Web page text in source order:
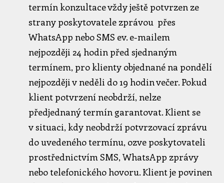
termín konzultace vždy ještě potvrzen ze
strany poskytovatele zprávou přes
WhatsApp nebo SMS ev. e-mailem
nejpozději 24 hodin před sjednaným
termínem, pro klienty objednané na pondělí
nejpozději v neděli do 19 hodin večer. Pokud
klient potvrzení neobdrží, nelze
předjednaný termín garantovat. Klient se
v situaci, kdy neobdrží potvrzovací zprávu
do uvedeného termínu, ozve poskytovateli
prostřednictvím SMS, WhatsApp zprávy
nebo telefonického hovoru. Klient je povinen